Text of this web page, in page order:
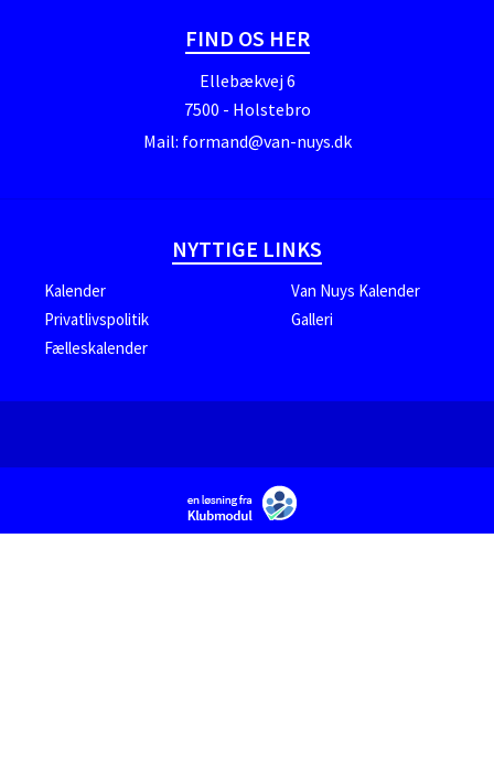
FIND OS HER
Ellebækvej 6
7500 - Holstebro
Mail: formand@van-nuys.dk
NYTTIGE LINKS
Kalender
Van Nuys Kalender
Privatlivspolitik
Galleri
Fælleskalender